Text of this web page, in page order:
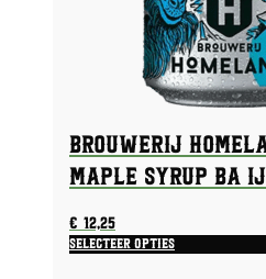
Brouwerij
Maple Syrup BA
€ 12,25
Selecteer opties